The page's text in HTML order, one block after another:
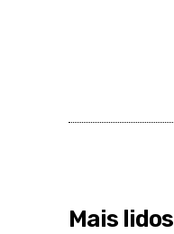
Mais lidos